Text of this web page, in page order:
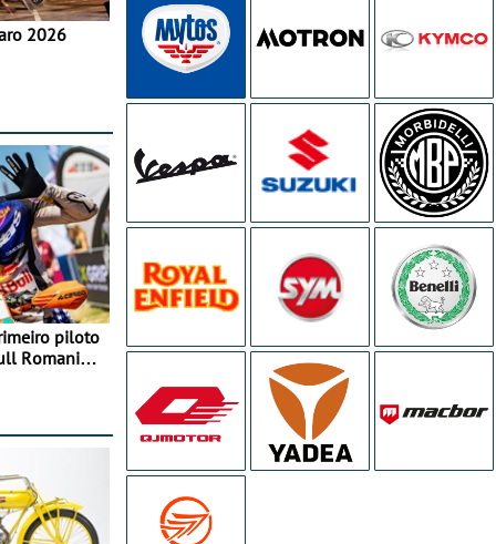
2026
piloto
Romaniacs